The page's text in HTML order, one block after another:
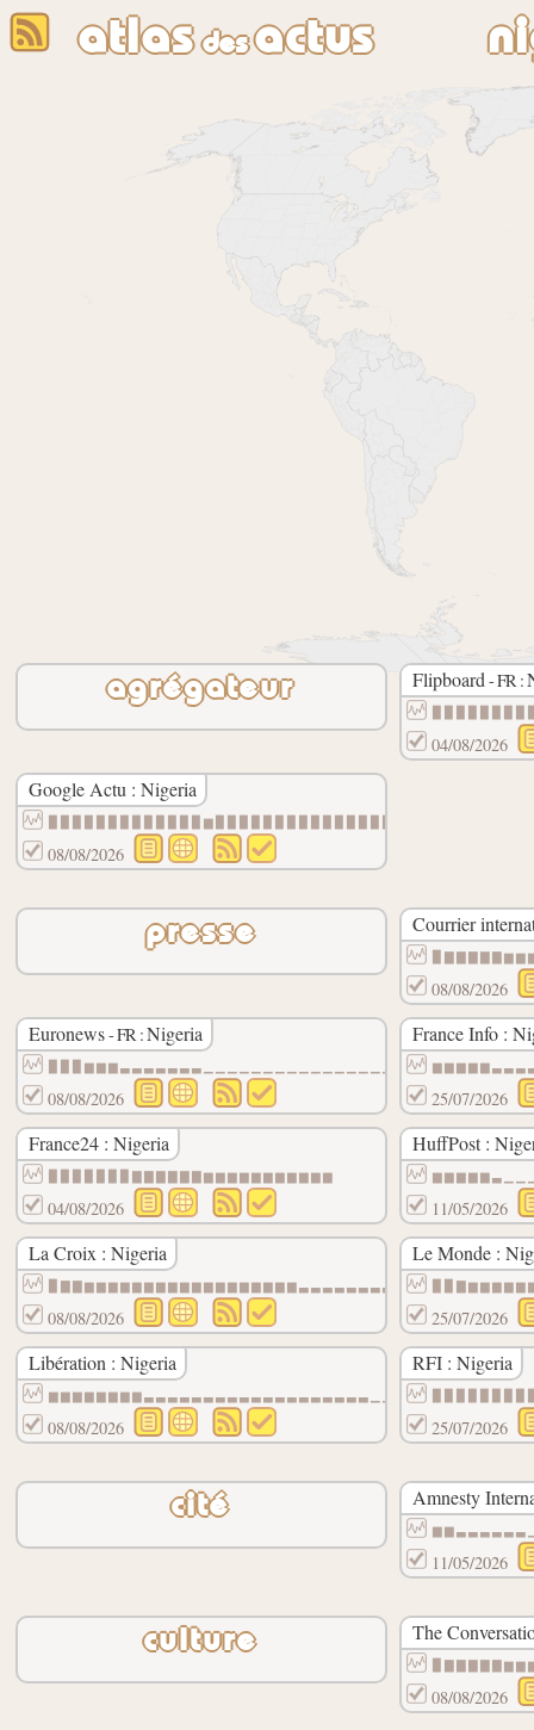
atlasdesactus
agrégateur Flipboard - FR :
04/08/2026
Google Actu : Nigeria
08/08/2026
presse Courrier
08/08/2026
Euronews- FR :Nigeria
08/08/2026
France Info :
25/07/2026
France24 : Nigeria
▉▉▉▉▉▉▉▇▇▇▇▇▇▆▆▆▆▆▆▆▆▆▆▆
04/08/2026
HuffPost :
11/05/2026
La Croix : Nigeria
08/08/2026
Le Monde :
25/07/2026
Libération : Nigeria
08/08/2026
RFI : Nigeria
25/07/2026
cité Amnesty
11/05/2026
culture The
08/08/2026